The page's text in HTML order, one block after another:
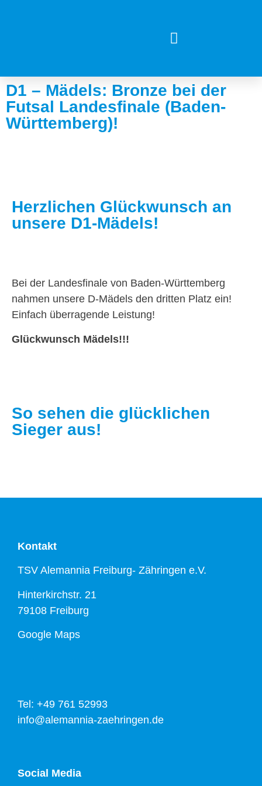
D1 – Mädels: Bronze bei der
Futsal Landesfinale (Baden-
Württemberg)!
Herzlichen Glückwunsch an
unsere D1-Mädels!
Bei der Landesfinale von Baden-Württemberg
nahmen unsere D-Mädels den dritten Platz ein!
Einfach überragende Leistung!
Glückwunsch Mädels!!!
So sehen die glücklichen
Sieger aus!
Kontakt
TSV Alemannia Freiburg- Zähringen e.V.
Hinterkirchstr. 21
79108 Freiburg
Google Maps
Tel: +49 761 52993
info@alemannia-zaehringen.de
Social Media